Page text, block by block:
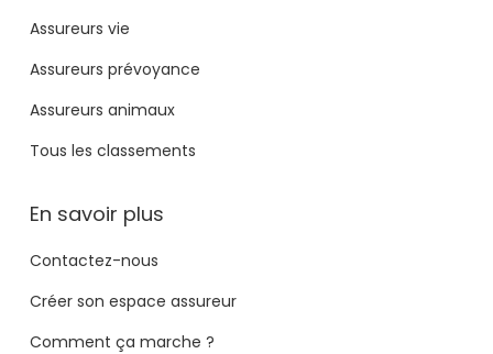
Assureurs vie
Assureurs prévoyance
Assureurs animaux
Tous les classements
En savoir plus
Contactez-nous
Créer son espace assureur
Comment ça marche ?